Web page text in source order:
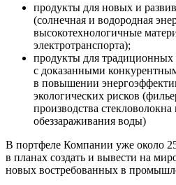
продукты для новых и
(солнечная и водородная
высокотехнологичные
электротранспорта);
продукты для
с доказанными
в повышении
экологических рисков
производства
обеззараживания воды)
В портфеле Компании уже около
в планах создать и вывести на
новых востребованных в